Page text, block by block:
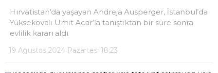
LinkedIn
Hırvatistan’da yaşayan Andreja Ausperger, İstanbul’da
Yüksekovalı Ümit Acar’la tanıştıktan bir süre sonra
evlilik kararı aldı.
19 Ağustos 2024 Pazartesi 18:23